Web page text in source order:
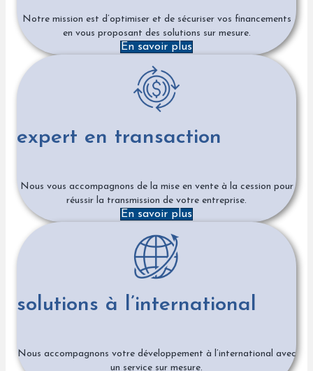
Notre mission est d’optimiser et de sécuriser vos financements
en vous proposant des solutions sur mesure.
En savoir plus
expert en transaction
Nous vous accompagnons de la mise en vente à la cession pour
réussir la transmission de votre entreprise.
En savoir plus
solutions à l’international
Nous accompagnons votre développement à l’international avec
un service sur mesure.